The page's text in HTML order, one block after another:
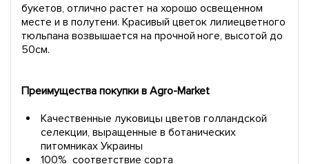
букетов, отлично растет на хорошо освещенном
месте и в полутени. Красивый цветок лилиецветного
тюльпана возвышается на прочной ноге, высотой до
50см.
Преимущества покупки в Agro-Market
Качественные луковицы цветов голландской
селекции, выращенные в ботанических
питомниках Украины
100% соответствие сорта